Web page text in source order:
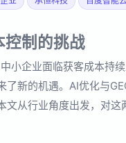
控制的挑战
小企业面临获客成本持
了新的机遇。AI优化与
文从行业角度出发，对